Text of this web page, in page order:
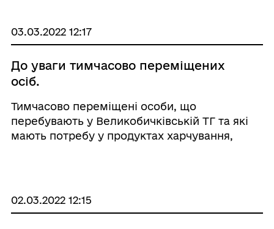
03.03.2022 12:17
До уваги тимчасово переміщених
осіб.
Тимчасово переміщені особи, що
перебувають у Великобичківській ТГ та які
мають потребу у продуктах харчування,
ради ...
02.03.2022 12:15